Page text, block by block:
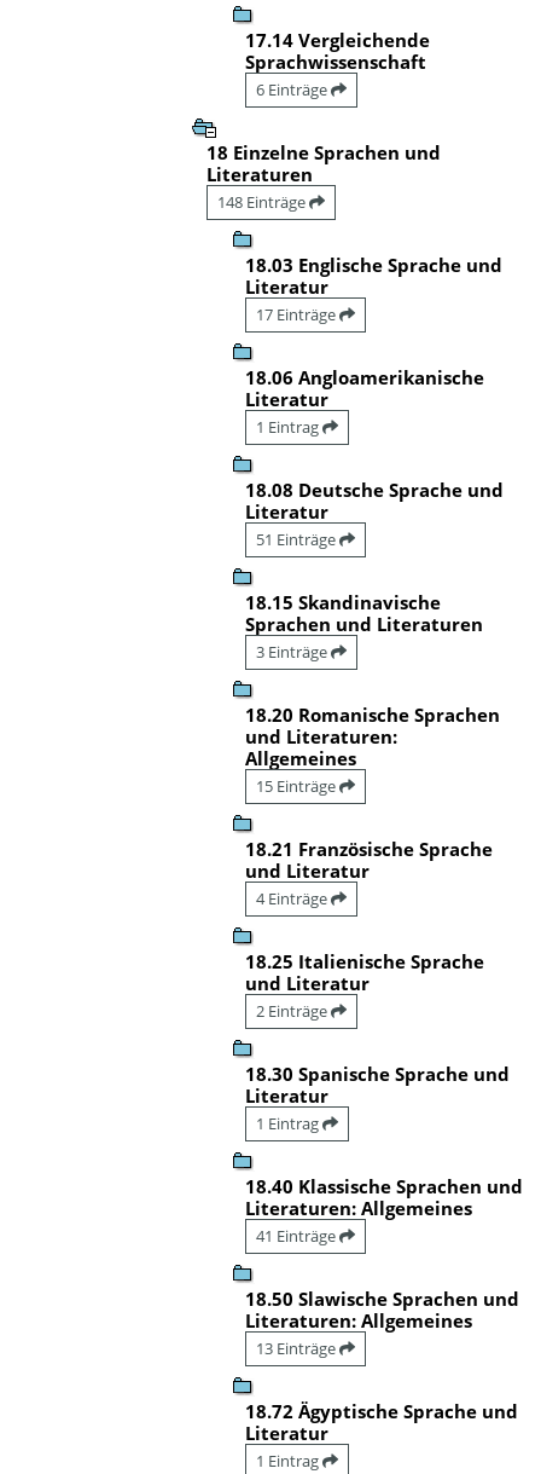
17.14 Vergleichende
Sprachwissenschaft
6 Einträge
18 Einzelne Sprachen und
Literaturen
148 Einträge
18.03 Englische Sprache und
Literatur
17 Einträge
18.06 Angloamerikanische
Literatur
1 Eintrag
18.08 Deutsche Sprache und
Literatur
51 Einträge
18.15 Skandinavische
Sprachen und Literaturen
3 Einträge
18.20 Romanische Sprachen
und Literaturen:
Allgemeines
15 Einträge
18.21 Französische Sprache
und Literatur
4 Einträge
18.25 Italienische Sprache
und Literatur
2 Einträge
18.30 Spanische Sprache und
Literatur
1 Eintrag
18.40 Klassische Sprachen und
Literaturen: Allgemeines
41 Einträge
18.50 Slawische Sprachen und
Literaturen: Allgemeines
13 Einträge
18.72 Ägyptische Sprache und
Literatur
1 Eintrag